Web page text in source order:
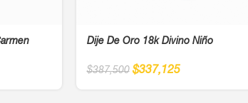
Dije De Oro 18k Divino Niño
$387,500 $337,125